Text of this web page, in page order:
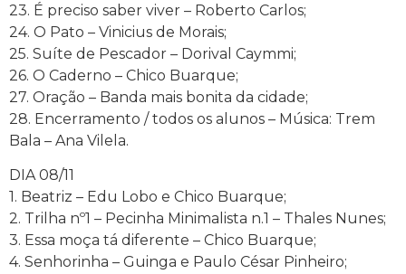
23. É preciso saber viver – Roberto Carlos;
24. O Pato – Vinicius de Morais;
25. Suíte de Pescador – Dorival Caymmi;
26. O Caderno – Chico Buarque;
27. Oração – Banda mais bonita da cidade;
28. Encerramento / todos os alunos – Música: Trem
Bala – Ana Vilela.
DIA 08/11
1. Beatriz – Edu Lobo e Chico Buarque;
2. Trilha nº1 – Pecinha Minimalista n.1 – Thales Nunes;
3. Essa moça tá diferente – Chico Buarque;
4. Senhorinha – Guinga e Paulo César Pinheiro;